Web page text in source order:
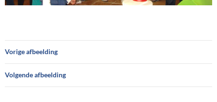
Vorige afbeelding
Volgende afbeelding